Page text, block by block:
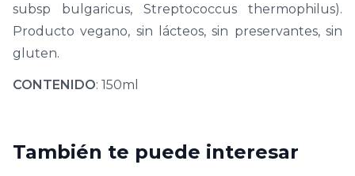
subsp bulgaricus, Streptococcus thermophilus).
Producto vegano, sin lácteos, sin preservantes, sin
gluten.
CONTENIDO: 150ml
También te puede interesar